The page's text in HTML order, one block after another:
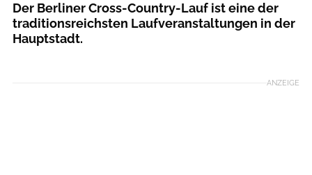
Der Berliner Cross-Country-Lauf ist eine der
traditionsreichsten Laufveranstaltungen in der
Hauptstadt.
ANZEIGE